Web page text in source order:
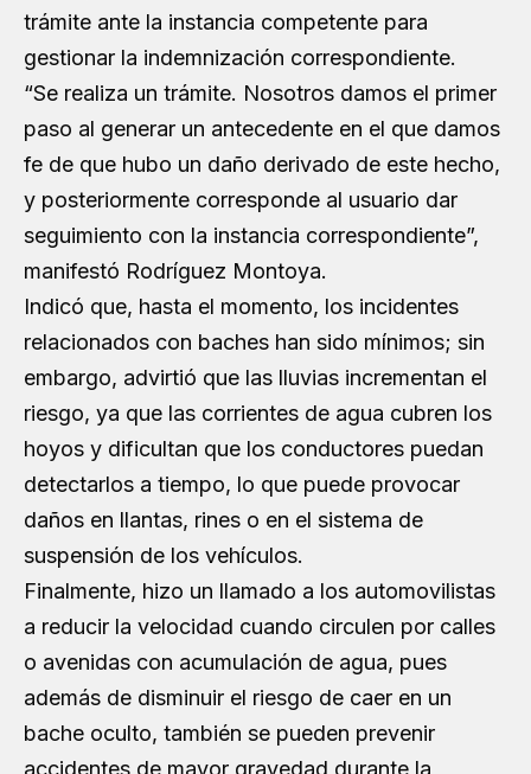
trámite ante la instancia competente para
gestionar la indemnización correspondiente.
“Se realiza un trámite. Nosotros damos el primer
paso al generar un antecedente en el que damos
fe de que hubo un daño derivado de este hecho,
y posteriormente corresponde al usuario dar
seguimiento con la instancia correspondiente”,
manifestó Rodríguez Montoya.
Indicó que, hasta el momento, los incidentes
relacionados con baches han sido mínimos; sin
embargo, advirtió que las lluvias incrementan el
riesgo, ya que las corrientes de agua cubren los
hoyos y dificultan que los conductores puedan
detectarlos a tiempo, lo que puede provocar
daños en llantas, rines o en el sistema de
suspensión de los vehículos.
Finalmente, hizo un llamado a los automovilistas
a reducir la velocidad cuando circulen por calles
o avenidas con acumulación de agua, pues
además de disminuir el riesgo de caer en un
bache oculto, también se pueden prevenir
accidentes de mayor gravedad durante la